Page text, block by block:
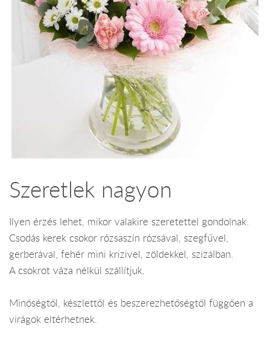
Szeretlek nagyon
Ilyen érzés lehet, mikor valakire szeretettel gondolnak.
Csodás kerek csokor rózsaszín rózsával, szegfűvel,
gerberával, fehér mini krizivel, zöldekkel, szizálban.
A csokrot váza nélkül szállítjuk.
Minőségtől, készlettől és beszerezhetőségtől függően a
virágok eltérhetnek.